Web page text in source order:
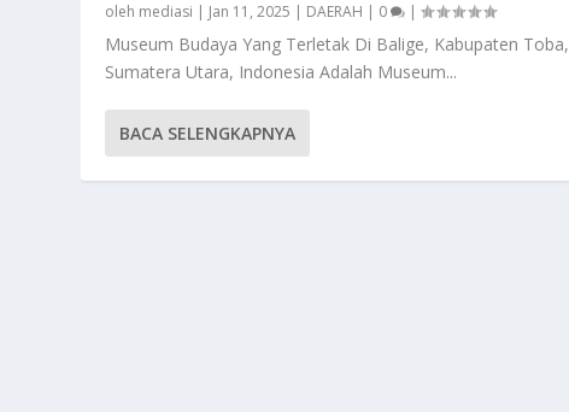
oleh mediasi | Jan 11, 2025 | DAERAH | 0 |
Museum Budaya Yang Terletak Di Balige, Kabupaten Toba,
Sumatera Utara, Indonesia Adalah Museum...
BACA SELENGKAPNYA